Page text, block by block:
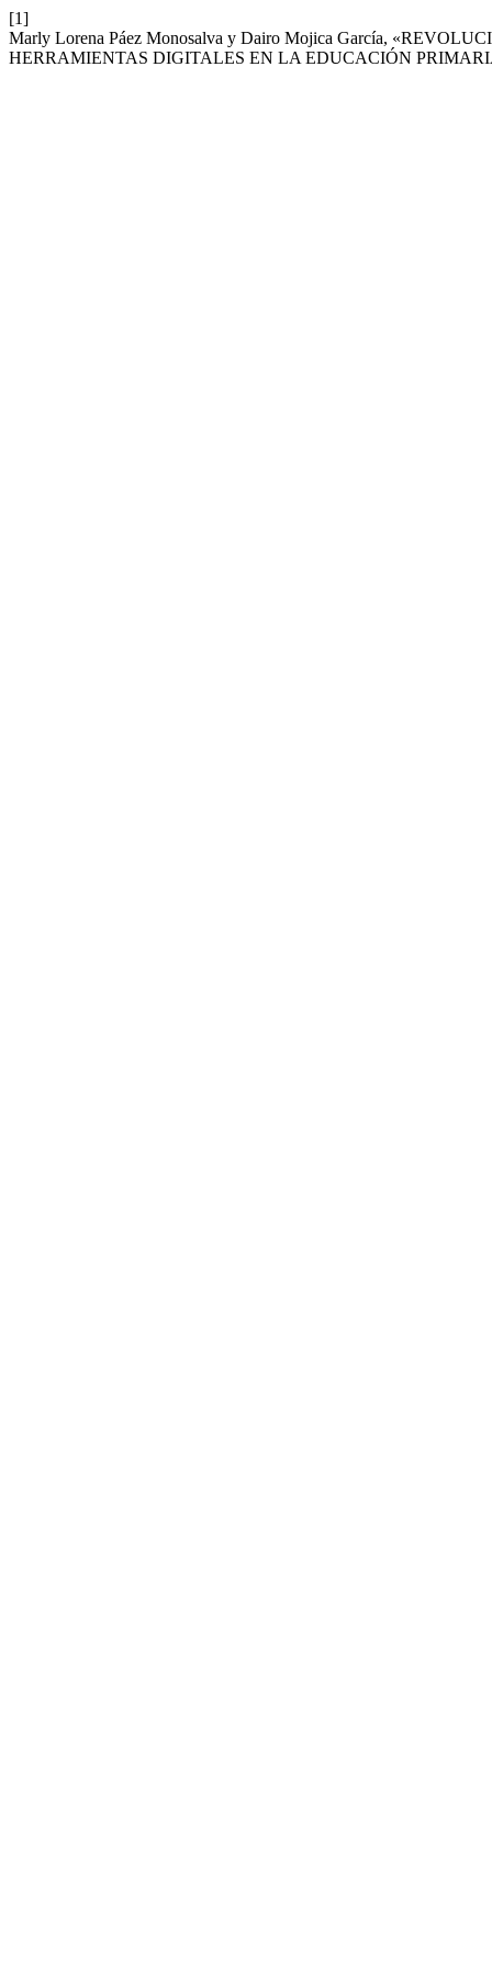
[1]
Marly Lorena Páez Monosalva y Dairo Mojica García,
HERRAMIENTAS DIGITALES EN LA EDUCACIÓN